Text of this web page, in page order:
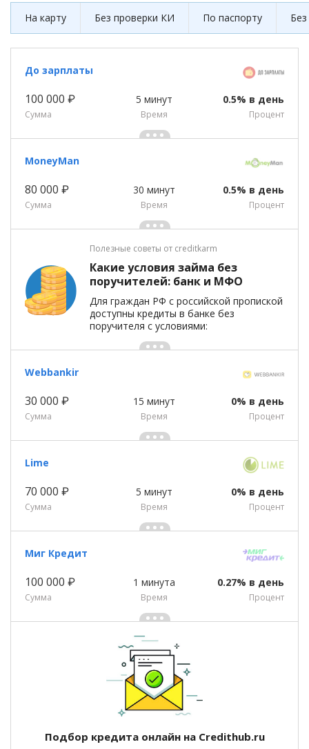
На карту Без проверки КИ По паспорту
До зарплаты
100 000 ₽
Сумма
5 минут
Время
0.5% в день
Процент
MoneyMan
80 000 ₽
Сумма
30 минут
Время
0.5% в день
Процент
Полезные советы от creditkarm
Какие условия займа без
поручителей: банк и МФО
Для граждан РФ с российской пропиской
доступны кредиты в банке без
поручителя с условиями:
Webbankir
30 000 ₽
Сумма
15 минут
Время
0% в день
Процент
Lime
70 000 ₽
Сумма
5 минут
Время
0% в день
Процент
Миг Кредит
100 000 ₽
Сумма
1 минута
Время
0.27% в день
Процент
Подбор кредита онлайн на Credithub.ru